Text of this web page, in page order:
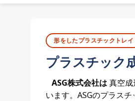
形をしたプラスチックトレイ
プラスチック
ASG株式会社は真空
います。ASGのプラス